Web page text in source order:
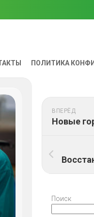
ПОЛИТИКА
ВПЕРЁД
Поиск